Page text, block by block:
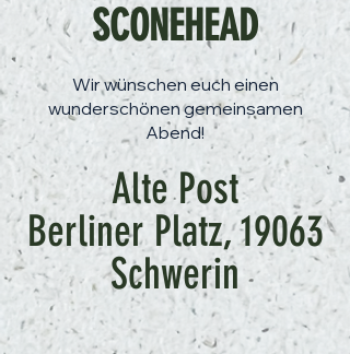
SCONEHEAD
Wir wünschen euch einen
wunderschönen gemeinsamen
Abend!
Alte Post
Berliner Platz, 19063
Schwerin